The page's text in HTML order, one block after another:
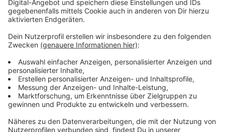
Steinbrückbetont dabei, wie wichtig es sei, mit den
anderen Nationen über die Kernprobleme
Deutschlands und Europas zu debattieren. Man müsse
aber auch über das europaweite Problem der
Migration und der europäischen Sicherheit sprechen,
auch die globale wirtschaftliche Entwicklung sei ein
wichtiges Thema, über das gesprochen werden kann
und muss.